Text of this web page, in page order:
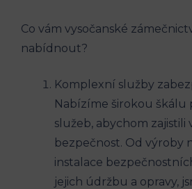
Co vám vysočanské
nabídnout?
Komplexní služby
Nabízíme širokou škálu
služeb, abychom zajistili
bezpečnost. Od výroby
instalace
jejich údržbu a opravy,